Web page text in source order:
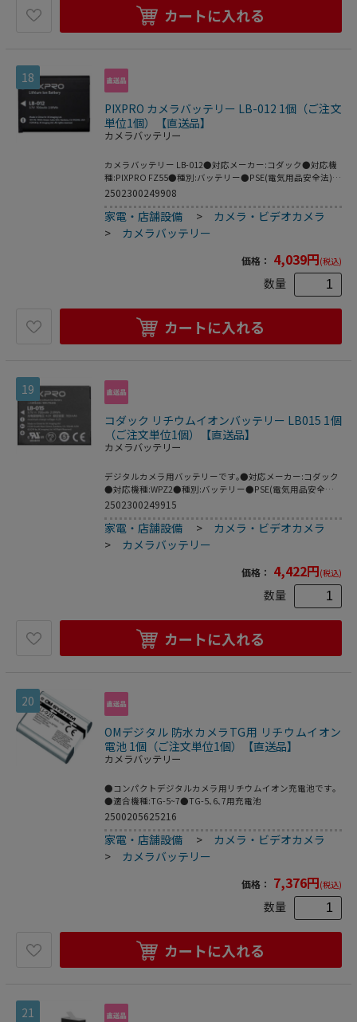
カートに入れる
18
PIXPRO カメラバッテリー LB-012 1個（ご注文
単位1個）【直送品】
カメラバッテリー
カメラバッテリー LB-012●対応メーカー:コダック●対応機
種:PIXPRO FZ55●種別:バッテリー●PSE(電気用品安全法):
適合●製造国:中国
2502300249908
家電・店舗設備 > カメラ・ビデオカメラ
> カメラバッテリー
価格： 4,039円(税込)
数量
カートに入れる
19
コダック リチウムイオンバッテリー LB015 1個
（ご注文単位1個）【直送品】
カメラバッテリー
デジタルカメラ用バッテリーです｡●対応メーカー:コダック
●対応機種:WPZ2●種別:バッテリー●PSE(電気用品安全法):
適合●製造国:中国
2502300249915
家電・店舗設備 > カメラ・ビデオカメラ
> カメラバッテリー
価格： 4,422円(税込)
数量
カートに入れる
20
OMデジタル 防水カメラTG用 リチウムイオン
電池 1個（ご注文単位1個）【直送品】
カメラバッテリー
●コンパクトデジタルカメラ用リチウムイオン充電池です｡
●適合機種:TG-5~7●TG-5､6､7用充電池
2500205625216
家電・店舗設備 > カメラ・ビデオカメラ
> カメラバッテリー
価格： 7,376円(税込)
数量
カートに入れる
21